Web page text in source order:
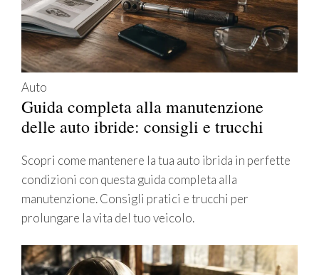
Auto
Guida completa alla manutenzione
delle auto ibride: consigli e trucchi
Scopri come mantenere la tua auto ibrida in perfette
condizioni con questa guida completa alla
manutenzione. Consigli pratici e trucchi per
prolungare la vita del tuo veicolo.